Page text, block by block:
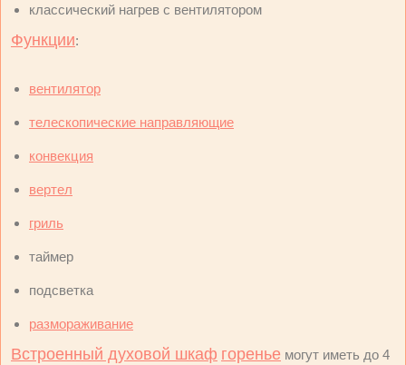
классический нагрев с вентилятором
Функции:
вентилятор
телескопические направляющие
конвекция
вертел
гриль
таймер
подсветка
размораживание
Встроенный духовой шкаф горенье могут иметь до 4